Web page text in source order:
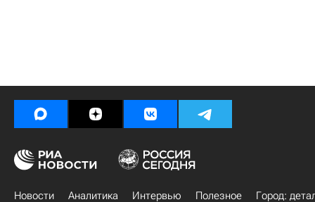
Новости Аналитика Интервью Полезное
Город: